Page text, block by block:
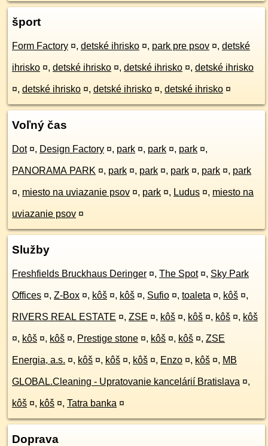
šport
Form Factory ¤, detské ihrisko ¤, park pre psov ¤, detské
ihrisko ¤, detské ihrisko ¤, detské ihrisko ¤, detské ihrisko
¤, detské ihrisko ¤, detské ihrisko ¤, detské ihrisko ¤
Voľný čas
Dot ¤, Design Factory ¤, park ¤, park ¤, park ¤,
PANORAMA PARK ¤, park ¤, park ¤, park ¤, park ¤, park
¤, miesto na uviazanie psov ¤, park ¤, Ludus ¤, miesto na
uviazanie psov ¤
Služby
Freshfields Bruckhaus Deringer ¤, The Spot ¤, Sky Park
Offices ¤, Z-Box ¤, kôš ¤, kôš ¤, Sufio ¤, toaleta ¤, kôš ¤,
RIVERS REAL ESTATE ¤, ZSE ¤, kôš ¤, kôš ¤, kôš ¤, kôš
¤, kôš ¤, kôš ¤, Prestige stone ¤, kôš ¤, kôš ¤, ZSE
Energia, a.s. ¤, kôš ¤, kôš ¤, kôš ¤, Enzo ¤, kôš ¤, MB
GLOBAL.Cleaning - Upratovanie kancelárií Bratislava ¤,
kôš ¤, kôš ¤, Tatra banka ¤
Doprava